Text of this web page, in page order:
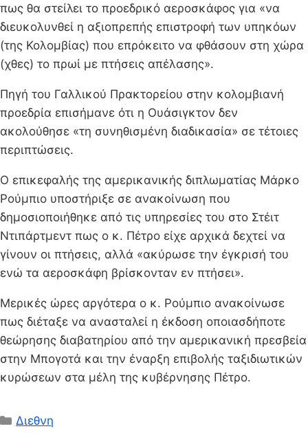
πως θα στείλει το προεδρικό αεροσκάφος για «να
διευκολυνθεί η αξιοπρεπής επιστροφή των υπηκόων
(της Κολομβίας) που επρόκειτο να φθάσουν στη χώρα
(χθες) το πρωί με πτήσεις απέλασης».
Πηγή του Γαλλικού Πρακτορείου στην κολομβιανή
προεδρία επισήμανε ότι η Ουάσιγκτον δεν
ακολούθησε «τη συνηθισμένη διαδικασία» σε τέτοιες
περιπτώσεις.
Ο επικεφαλής της αμερικανικής διπλωματίας Μάρκο
Ρούμπιο υποστήριξε σε ανακοίνωση που
δημοσιοποιήθηκε από τις υπηρεσίες του στο Στέιτ
Ντιπάρτμεντ πως ο κ. Πέτρο είχε αρχικά δεχτεί να
γίνουν οι πτήσεις, αλλά «ακύρωσε την έγκρισή του
ενώ τα αεροσκάφη βρίσκονταν εν πτήσει».
Μερικές ώρες αργότερα ο κ. Ρούμπιο ανακοίνωσε
πως διέταξε να ανασταλεί η έκδοση οποιασδήποτε
θεώρησης διαβατηρίου από την αμερικανική πρεσβεία
στην Μπογοτά και την έναρξη επιβολής ταξιδιωτικών
κυρώσεων στα μέλη της κυβέρνησης Πέτρο.
Κατηγορίες
Διεθνη